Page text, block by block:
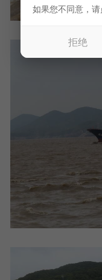
如果您不同意，请
拒绝